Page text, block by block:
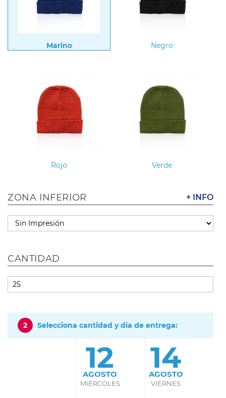
Marino Negro
Rojo Verde
+ INFO
ZONA INFERIOR
CANTIDAD
2 Selecciona cantidad y día de entrega:
12
AGOSTO
MIÉRCOLES
14
AGOSTO
VIERNES